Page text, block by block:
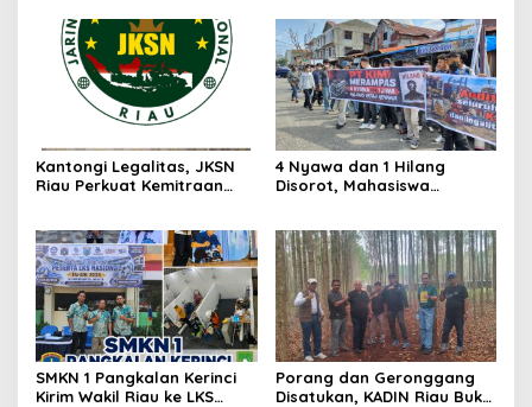
Desak Usut Dividen Rp331,7
Miliar
Kantongi Legalitas, JKSN
Riau Perkuat Kemitraan
4 Nyawa dan 1 Hilang
Disorot, Mahasiswa
SMKN 1 Pangkalan Kerinci
Kirim Wakil Riau ke LKS
Porang dan Geronggang
Disatukan, KADIN Riau Buka